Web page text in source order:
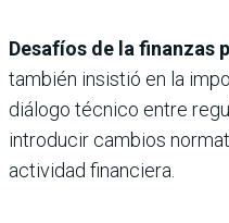
Desafíos de la finanzas
también insistió en la
diálogo técnico entre
introducir cambios
actividad financiera.